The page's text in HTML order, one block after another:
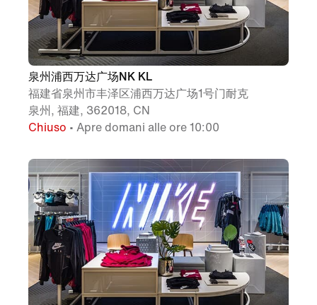
泉州浦西万达广场NK KL
福建省泉州市丰泽区浦西万达广场1号门耐克
泉州, 福建, 362018, CN
Chiuso • Apre domani alle ore 10:00